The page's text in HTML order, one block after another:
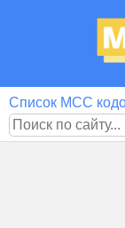
Список MCC